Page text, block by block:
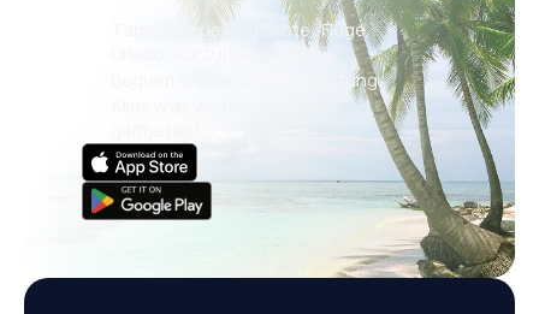
Täglich neue Angebote: Flüge,
Bequeme Buchungsverwaltung